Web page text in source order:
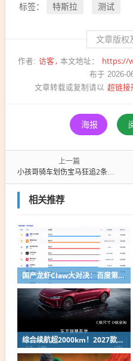
标签： 特斯拉 测试
文章版权
作者: 访客 本文地址： https://
布于 2026-
文章转载或复制请以 超链接
海报
上一篇
小孩哥骑车划伤宝马狂追2条街认错 车主拒赔2000：担当比钱珍贵
相关推荐
国产龙虾Claw大对决：百度第一、小米第二
综合续航超2000km！2027款奇瑞风云A9L上市：限时13.99万起